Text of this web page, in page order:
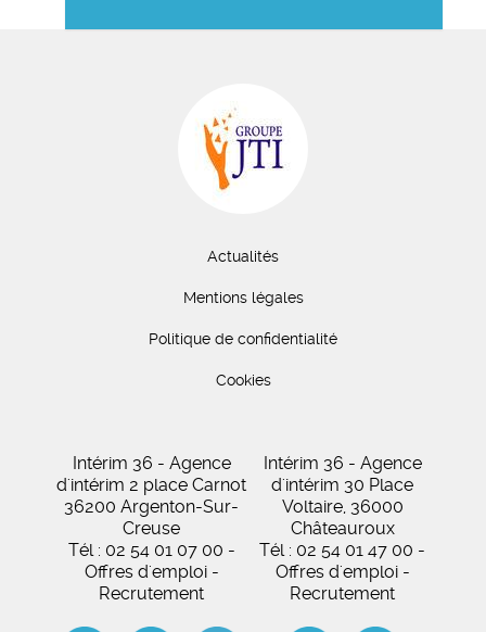
Actualités
Mentions légales
Politique de confidentialité
Cookies
Intérim 36 - Agence
d'intérim 2 place Carnot
36200 Argenton-Sur-
Creuse
Tél : 02 54 01 07 00 -
Offres d'emploi -
Recrutement
Intérim 36 - Agence
d'intérim 30 Place
Voltaire, 36000
Châteauroux
Tél : 02 54 01 47 00 -
Offres d'emploi -
Recrutement